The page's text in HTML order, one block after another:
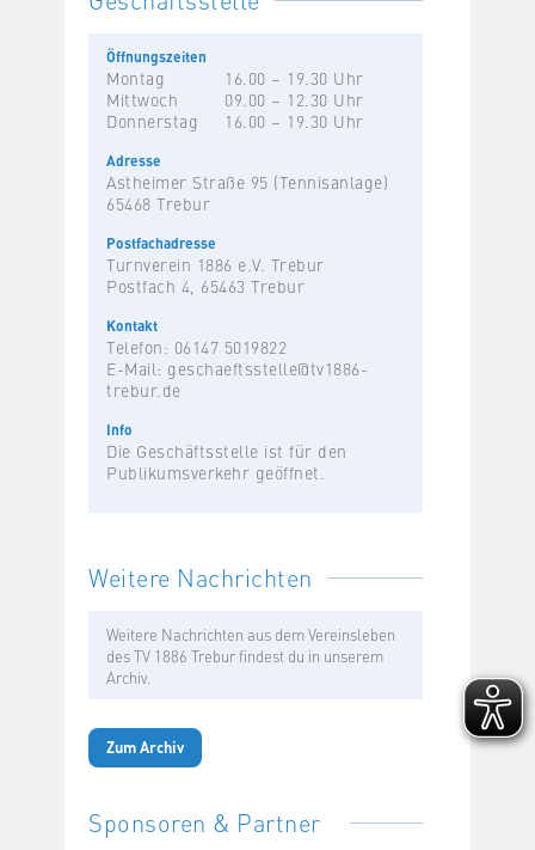
Öffnungszeiten
Montag
16.00 – 19.30 Uhr
Mittwoch
09.00 – 12.30 Uhr
Donnerstag
16.00 – 19.30 Uhr
Adresse
Astheimer Straße 95 (Tennisanlage)
65468 Trebur
Postfachadresse
Turnverein 1886 e.V. Trebur
Postfach 4, 65463 Trebur
Kontakt
Telefon: 06147 5019822
E-Mail: geschaeftsstelle@tv1886-
trebur.de
Info
Die Geschäftsstelle ist für den
Publikumsverkehr geöffnet.
Weitere Nachrichten
Weitere Nachrichten aus dem Vereinsleben
des TV 1886 Trebur findest du in unserem
Archiv.
Zum Archiv
Sponsoren & Partner